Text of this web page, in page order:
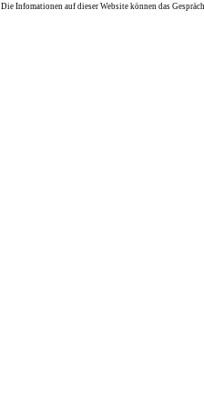
Die Infomationen auf dieser Website können das